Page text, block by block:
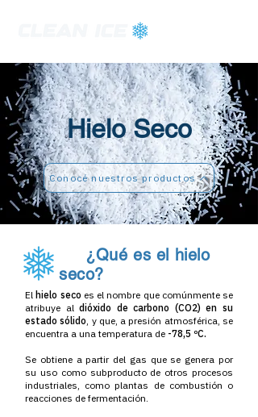
Hielo Seco
Conocé nuestros productos
¿Qué es el hielo
seco?
El hielo seco es el nombre que comúnmente se
atribuye aldióxido de carbono (CO2) en su
estado sólido, y que, a presión atmosférica, se
encuentra a una temperatura de -78,5 ºC.
Se obtiene a partir del gas que se genera por
su uso como subproducto de otros procesos
industriales, como plantas de combustión o
reacciones de fermentación.